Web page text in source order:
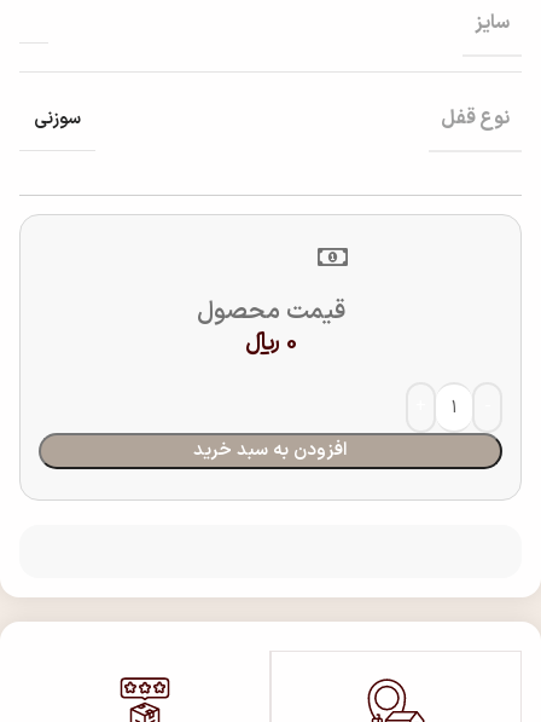
سایز
نوع قفل سوزنی
قیمت محصول
0 ﷼
افزودن به سبد خرید